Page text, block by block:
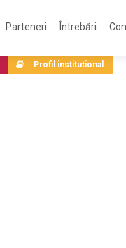
Parteneri Întrebări
Profil institutional